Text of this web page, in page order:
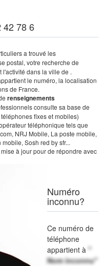
42 78 6
a trouvé les
postal, votre recherche de
dans la ville de .
le numéro, la localisation
de France.
renseignements
consulte sa base de
fixes et mobiles)
téléphonique tels que
NRJ Mobile, La poste mobile,
Sosh red by sfr...
à jour pour de répondre avec
Numéro
inconnu?
Ce numéro de
téléphone
appartient à "
Nom inconnu"